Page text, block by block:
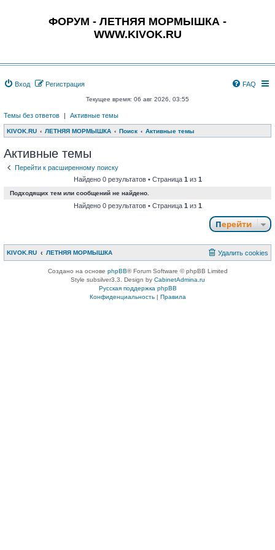
ФОРУМ - ЛЕТНЯЯ МОРМЫШКА -
WWW.KIVOK.RU
Вход Регистрация FAQ
Текущее время: 06 авг 2026, 03:55
Темы без ответов | Активные темы
KIVOK.RU ЛЕТНЯЯ МОРМЫШКА Поиск Активные темы
Активные темы
Перейти к расширенному поиску
Найдено 0 результатов • Страница 1 из 1
Подходящих тем или сообщений не найдено.
Найдено 0 результатов • Страница 1 из 1
Перейти
KIVOK.RU ЛЕТНЯЯ МОРМЫШКА Удалить cookies
Создано на основе phpBB® Forum Software © phpBB Limited
Style subsilver3.3. Design by CabinetAdmina.ru
Русская поддержка phpBB
Конфиденциальность| Правила